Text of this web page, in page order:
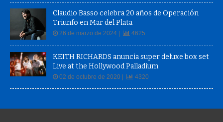
Claudio Basso celebra 20 años de Operación
Triunfo en Mar del Plata
26 de marzo de 2024 | 4625
KEITH RICHARDS anuncia super deluxe box set
Live at the Hollywood Palladium
02 de octubre de 2020 | 4320